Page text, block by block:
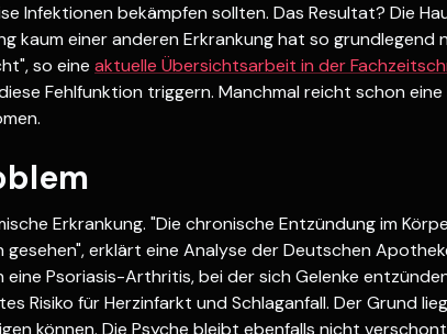
Infektionen bekämpfen sollten. Das Resultat? Die
kaum einer anderen Erkrankung hat so grundlegend
so eine aktuelle Übersichtsarbeit in der
Fehlfunktion triggern. Manchmal reicht schon eine
Erkrankung. "Die chronische Entzündung im
erklärt eine Analyse der Deutschen
Psoriasis-Arthritis, bei der sich Gelenke
Risiko für Herzinfarkt und Schlaganfall. Der Grund
können. Die Psyche bleibt ebenfalls nicht